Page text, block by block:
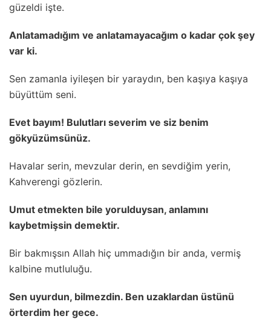
güzeldi işte.
Anlatamadığım ve anlatamayacağım o kadar çok şey
var ki.
Sen zamanla iyileşen bir yaraydın, ben kaşıya kaşıya
büyüttüm seni.
Evet bayım! Bulutları severim ve siz benim
gökyüzümsünüz.
Havalar serin, mevzular derin, en sevdiğim yerin,
Kahverengi gözlerin.
Umut etmekten bile yorulduysan, anlamını
kaybetmişsin demektir.
Bir bakmışsın Allah hiç ummadığın bir anda, vermiş
kalbine mutluluğu.
Sen uyurdun, bilmezdin. Ben uzaklardan üstünü
örterdim her gece.